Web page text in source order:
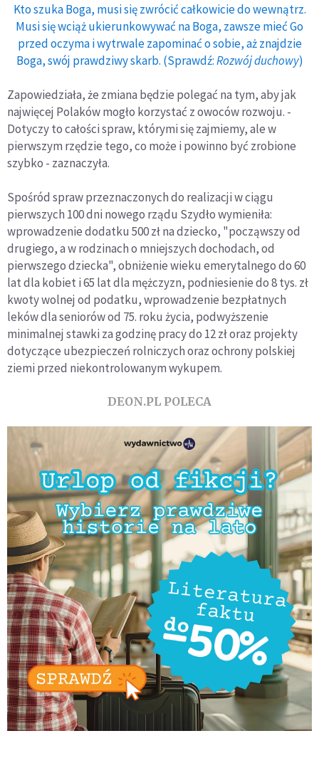
Kto szuka Boga, musi się zwrócić całkowicie do wewnątrz.
Musi się wciąż ukierunkowywać na Boga, zawsze mieć Go
przed oczyma i wytrwale zapominać o sobie, aż znajdzie
Boga, swój prawdziwy skarb. (Sprawdź:Rozwój duchowy)
Zapowiedziała, że zmiana będzie polegać na tym, aby jak
najwięcej Polaków mogło korzystać z owoców rozwoju. -
Dotyczy to całości spraw, którymi się zajmiemy, ale w
pierwszym rzędzie tego, co może i powinno być zrobione
szybko - zaznaczyła.
Spośród spraw przeznaczonych do realizacji w ciągu
pierwszych 100 dni nowego rządu Szydło wymieniła:
wprowadzenie dodatku 500 zł na dziecko, "począwszy od
drugiego, a w rodzinach o mniejszych dochodach, od
pierwszego dziecka", obniżenie wieku emerytalnego do 60
lat dla kobiet i 65 lat dla mężczyzn, podniesienie do 8 tys. zł
kwoty wolnej od podatku, wprowadzenie bezpłatnych
leków dla seniorów od 75. roku życia, podwyższenie
minimalnej stawki za godzinę pracy do 12 zł oraz projekty
dotyczące ubezpieczeń rolniczych oraz ochrony polskiej
ziemi przed niekontrolowanym wykupem.
DEON.PL POLECA